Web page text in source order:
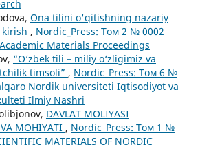
Ona tilini o'qitishning nazariy
, Nordic_Press: Том 2 № 0002
Materials Proceedings
“O‘zbek tili – miliy o‘zligimiz va
timsoli” , Nordic_Press: Том 6 №
Nordik universiteti Iqtisodiyot va
Ilmiy Nashri
DAVLAT MOLIYASI
MOHIYATI , Nordic_Press: Том 1 №
MATERIALS OF NORDIC